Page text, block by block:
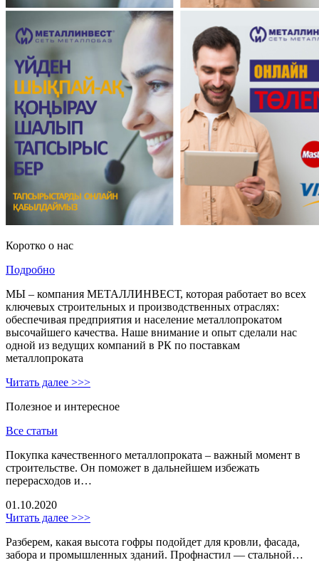
Коротко о нас
Подробно
МЫ – компания МЕТАЛЛИНВЕСТ, которая работает во всех
ключевых строительных и производственных отраслях:
обеспечивая предприятия и население металлопрокатом
высочайшего качества. Наше внимание и опыт сделали нас
одной из ведущих компаний в РК по поставкам
металлопроката
Читать далее >>>
Полезное и интересное
Все статьи
Покупка качественного металлопроката – важный момент в
строительстве. Он поможет в дальнейшем избежать
перерасходов и…
01.10.2020
Читать далее >>>
Разберем, какая высота гофры подойдет для кровли, фасада,
забора и промышленных зданий. Профнастил — стальной…